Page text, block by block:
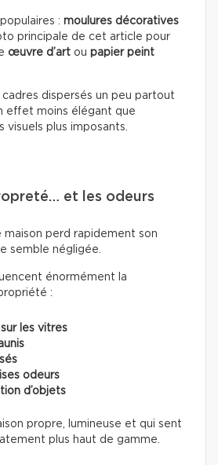
: moulures décoratives
principale de cet article pour
œuvre d’art ou papier peint
dispersés un peu partout
effet moins élégant que
visuels plus imposants.
et les odeurs
maison perd rapidement son
semble négligée.
énormément la
:
les vitres
odeurs
d’objets
propre, lumineuse et qui sent
plus haut de gamme.